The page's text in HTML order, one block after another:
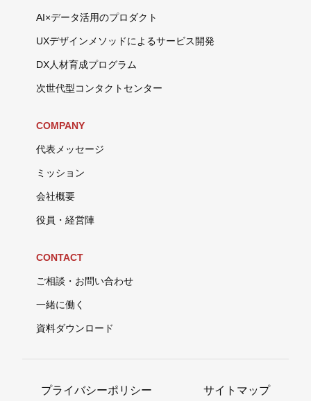
AI×データ活用のプロダクト
UXデザインメソッドによるサービス開発
DX人材育成プログラム
次世代型コンタクトセンター
COMPANY
代表メッセージ
ミッション
会社概要
役員・経営陣
CONTACT
ご相談・お問い合わせ
一緒に働く
資料ダウンロード
プライバシーポリシー サイトマップ